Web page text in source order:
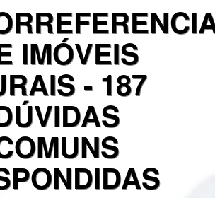
IMÓVEIS
- 187